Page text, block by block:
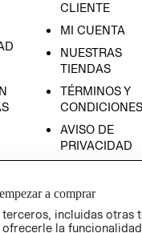
CLIENTE
MI CUENTA
NUESTRAS
TIENDAS
TÉRMINOS Y
CONDICIONES
AVISO DE
PRIVACIDAD
AVISO DE
LIBRO DE
a comprar
incluidas otras
la